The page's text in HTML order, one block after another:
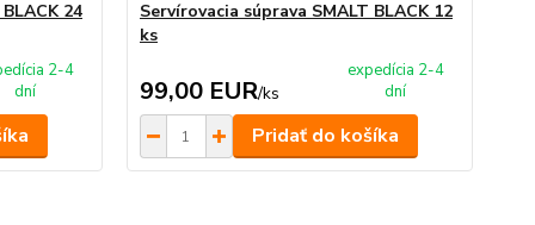
24
2-4
dní
Servírovacia súprava SMALT BLACK 12
ks
99,00 EUR/ks
expedícia 2-4
dní
Pridať do košíka